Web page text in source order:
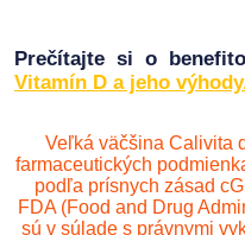
Prečítajte si o
Vitamín D a jeho
Veľká väčšina Calivita
farmaceutických
podľa prísnych zásad
FDA (Food and Drug
sú v súlade s právnymi